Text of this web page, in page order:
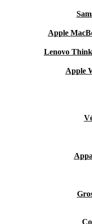
Apple
Lenovo
Apple